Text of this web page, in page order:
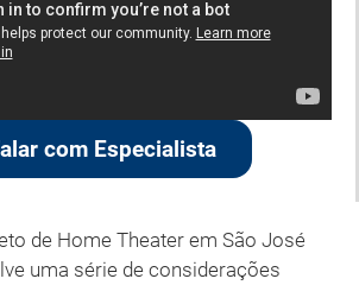
com Especialista
de Home Theater em São José
uma série de considerações